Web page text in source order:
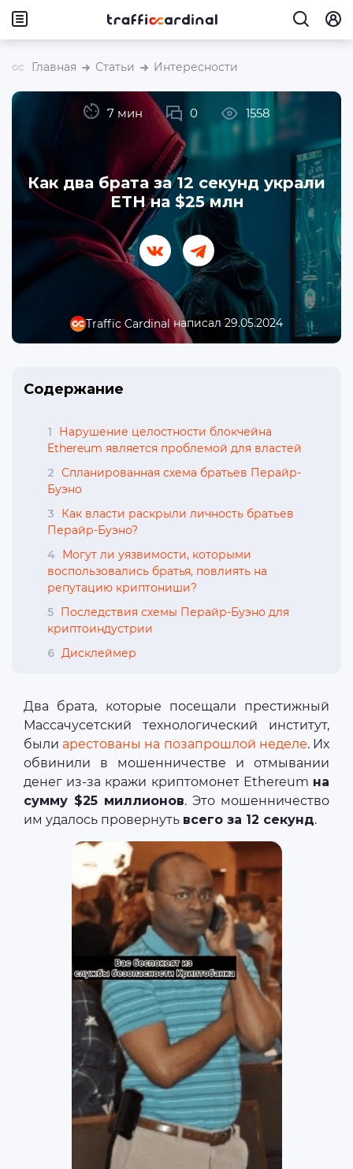
Главная Статьи Интересности
Traffic Cardinalнаписал 29.05.2024
Как два брата за 12 секунд украли
ETH на $25 млн
7 мин 0 1558
Содержание
1
Нарушение целостности блокчейна
Ethereum является проблемой для властей
2 Спланированная схема братьев Перайр-
Буэно
3
Как власти раскрыли личность братьев
Перайр-Буэно?
4 Могут ли уязвимости, которыми
воспользовались братья, повлиять на
репутацию криптониши?
5 Последствия схемы Перайр-Буэно для
криптоиндустрии
6 Дисклеймер
Два брата, которые посещали престижный
Массачусетский технологический институт,
были арестованы на позапрошлой неделе. Их
обвинили в мошенничестве и отмывании
денег из-за кражи криптомонет Ethereum на
сумму $25 миллионов. Это мошенничество
им удалось провернуть всего за 12 секунд.